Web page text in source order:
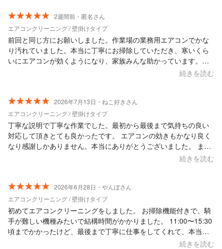
2週間前・匿名さん
エアコンクリーニング / 壁掛けタイプ
前回と同じ方にお願いしました。作業場の業務用エアコンでかな
り汚れていました。本当に丁寧にお掃除していただき、寒いくら
いにエアコンが効くようになり、家族みんな助かっています。今
度は自宅のエアコンもお願いしたいです。ありがとうございまし
続きを読む
2026年7月13日・ねこ好きさん
エアコンクリーニング / 壁掛けタイプ
丁寧な説明で丁寧な作業でした。最初から最後まで気持ちの良い
対応して頂きとても良かったです。 エアコンの効きもかなり良く
なり感謝しかありません。本当にありがとうございました。 また
クリーニングする際はお世話になりたいなとおもいます。暑い中
続きを読む
2026年6月28日・やんぼさん
エアコンクリーニング / 壁掛けタイプ
初めてエアコンクリーニングをしました。 お掃除機能付きで、騎
手が難しい機種みたいで結構時間がかかりました。 11:00〜15:30
頃までかかったけど、最後まで丁寧に仕事をしてくれて、本当に
助かりました。 作業の方も明るく、うちは犬がいてうるさいので
続きを読む